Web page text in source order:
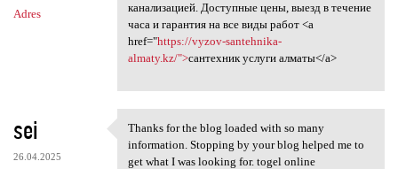
Adres
канализацией. Доступные цены, выезд в течение
часа и гарантия на все виды работ <a
href="https://vyzov-santehnika-
almaty.kz/">сантехник услуги алматы</a>
sei
26.04.2025
Thanks for the blog loaded
Thanks for the blog loaded with so many
information. Stopping by your blog helped me to
get what I was looking for. togel online